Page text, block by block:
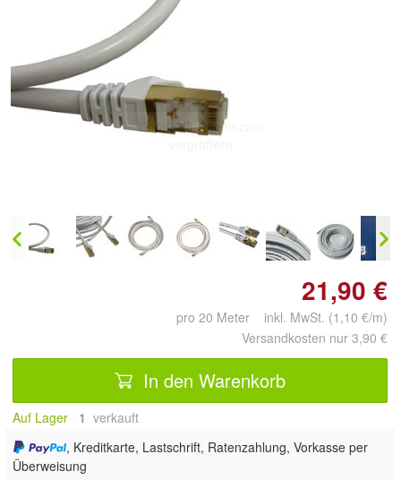
Doppelt antippen zum
21,90 €
pro 20 Meter inkl. MwSt. (1,10 €/m)
Versandkosten nur 3,90 €
In den Warenkorb
Auf Lager 1 verkauft
, Kreditkarte, Lastschrift, Ratenzahlung, Vorkasse per
Überweisung